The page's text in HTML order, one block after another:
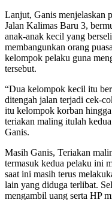
Lanjut, Ganis menjelaskan
Jalan Kalimas Baru 3,
anak-anak kecil yang
membangunkan orang
kelompok pelaku guna
tersebut.
“Dua kelompok kecil itu
ditengah jalan terjadi cek-
itu kelompok korban
teriakan maling itulah
Ganis.
Masih Ganis, Teriakan
termasuk kedua pelaku ini
saat ini masih terus
lain yang diduga terlibat.
mengambil uang serta HP